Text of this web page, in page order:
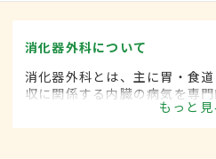
消化器外科について
消化器外科とは、主に胃・食
収に関係する内臓の病気を専
域です。平成20年4月の制度改
れていました。
もっと見